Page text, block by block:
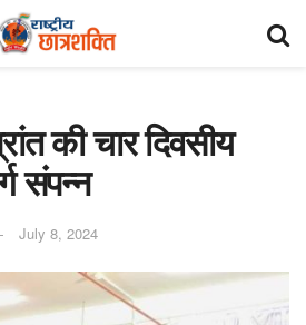
की चार दिवसीय
संपन्न
July 8, 2024